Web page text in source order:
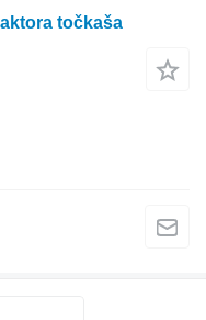
točkaša